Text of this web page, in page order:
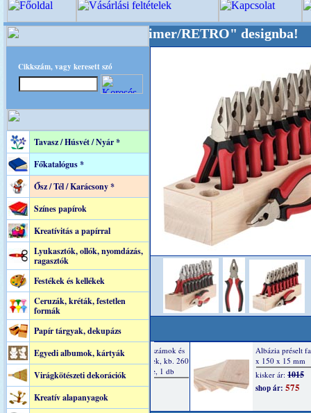
Cikkszám, vagy keresett szó
Tavasz / Húsvét / Nyár *
Főkatalógus *
Ősz / Tél / Karácsony *
Színes papírok
Kreatívitás a papírral
Lyukasztók, ollók, nyomdázás,
ragasztók
Festékek és kellékek
Ceruzák, kréták, festetlen
formák
Papír tárgyak, dekupázs
Egyedi albumok, kártyák
Virágkötészeti dekorációk
Kreatív alapanyagok
tartjuk "Oldtimer/RETRO" designba!